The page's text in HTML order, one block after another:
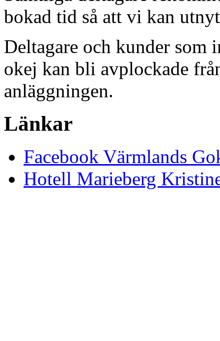
bokad tid så att vi kan
Deltagare och kunder som
okej kan bli avplockade
anläggningen.
Länkar
Facebook Värmlands
Hotell Marieberg